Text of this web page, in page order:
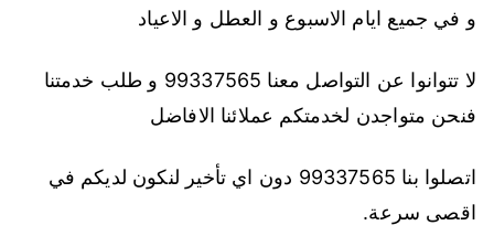
و في جميع ايام الاسبوع و العطل و الاعياد
لا تتوانوا عن التواصل معنا 99337565 و طلب خدمتنا
فنحن متواجدن لخدمتكم عملائنا الافاضل
اتصلوا بنا 99337565 دون اي تأخير لنكون لديكم في
اقصى سرعة.